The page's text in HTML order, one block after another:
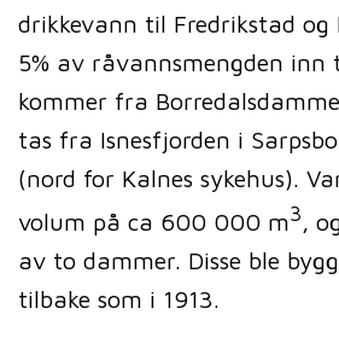
drikkevann til Fredrikstad
5% av råvannsmengden inn
kommer fra
tas fra Isnesfjorden i
(nord for Kalnes sykehus).
volum på ca 600 000 m3,
av to dammer. Disse ble
tilbake som i 1913.